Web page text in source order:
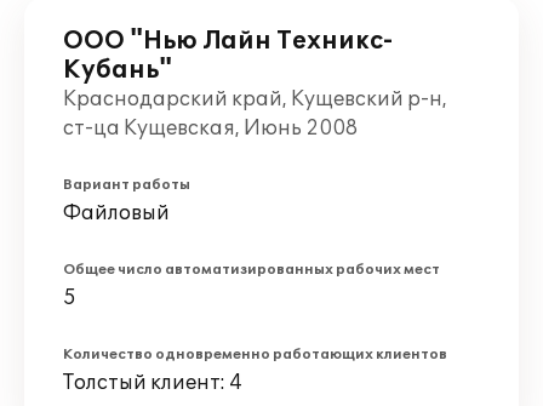
ООО "Нью Лайн Техникс-
Кубань"
Краснодарский край, Кущевский р-н,
ст-ца Кущевская, Июнь 2008
Вариант работы
Файловый
Общее число автоматизированных рабочих мест
5
Количество одновременно работающих клиентов
Толстый клиент: 4